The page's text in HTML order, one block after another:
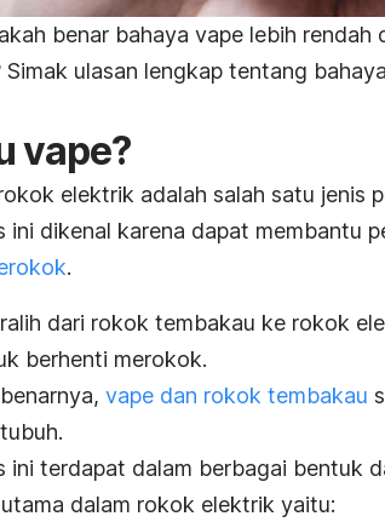
benar bahaya vape lebih rendah
Simak ulasan lengkap tentang
vape?
elektrik adalah salah satu jenis
ini dikenal karena dapat membantu
.
dari rokok tembakau ke rokok
berhenti merokok.
vape dan rokok tembakau
ini terdapat dalam berbagai bentuk
dalam rokok elektrik yaitu: